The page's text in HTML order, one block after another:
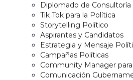
Diplomado de Consultoría
Tik Tok para la Política
Storytelling Político
Aspirantes y Candidatos
Estrategia y Mensaje
Campañas Políticas
Community Manager
Comunicación